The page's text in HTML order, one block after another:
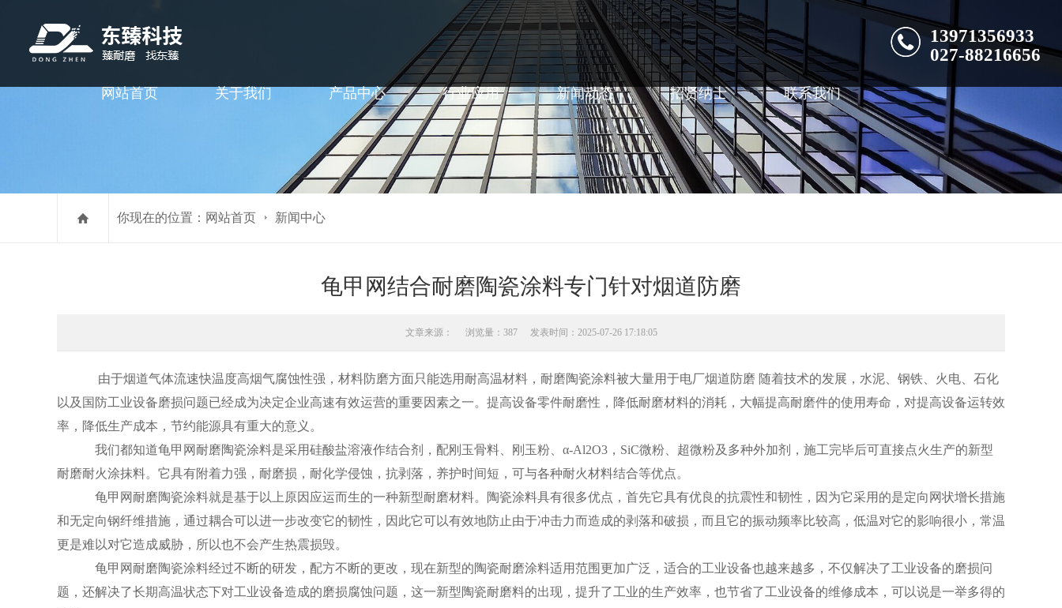
13971356933
027-88216656
网站首页 关于我们 产品中心 行业应用 新闻动态 招贤纳士 联系我们
你现在的位置： 网站首页 新闻中心
龟甲网结合耐磨陶瓷涂料专门针对烟道防磨
文章来源： 浏览量：387 发表时间：2025-07-26 17:18:05
由于烟道气体流速快温度高烟气腐蚀性强，材料防磨方面只能选用耐高温材料，耐磨陶瓷涂料被大量用于电厂烟道防磨 随着技术的发展，水泥、钢铁、火电、石化
以及国防工业设备磨损问题已经成为决定企业高速有效运营的重要因素之一。提高设备零件耐磨性，降低耐磨材料的消耗，大幅提高耐磨件的使用寿命，对提高设备运转效
率，降低生产成本，节约能源具有重大的意义。
我们都知道龟甲网耐磨陶瓷涂料是采用硅酸盐溶液作结合剂，配刚玉骨料、刚玉粉、α-Al2O3，SiC微粉、超微粉及多种外加剂，施工完毕后可直接点火生产的新型
耐磨耐火涂抹料。它具有附着力强，耐磨损，耐化学侵蚀，抗剥落，养护时间短，可与各种耐火材料结合等优点。
龟甲网耐磨陶瓷涂料就是基于以上原因应运而生的一种新型耐磨材料。陶瓷涂料具有很多优点，首先它具有优良的抗震性和韧性，因为它采用的是定向网状增长措施
和无定向钢纤维措施，通过耦合可以进一步改变它的韧性，因此它可以有效地防止由于冲击力而造成的剥落和破损，而且它的振动频率比较高，低温对它的影响很小，常温
更是难以对它造成威胁，所以也不会产生热震损毁。
龟甲网耐磨陶瓷涂料经过不断的研发，配方不断的更改，现在新型的陶瓷耐磨涂料适用范围更加广泛，适合的工业设备也越来越多，不仅解决了工业设备的磨损问
题，还解决了长期高温状态下对工业设备造成的磨损腐蚀问题，这一新型陶瓷耐磨料的出现，提升了工业的生产效率，也节省了工业设备的维修成本，可以说是一举多得的